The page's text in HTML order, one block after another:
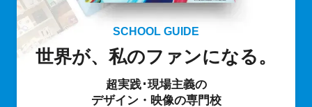
SCHOOL GUIDE
世界が、私のファンになる。
超実践･現場主義の
デザイン・映像の専門校